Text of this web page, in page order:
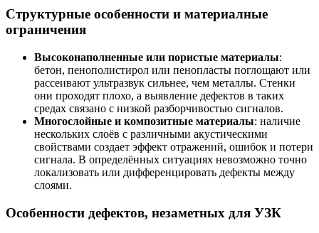
Структурные особенности и материалные
ограничения
Высоконаполненные или пористые материалы:
бетон, пенополистирол или пенопласты поглощают или
рассеивают ультразвук сильнее, чем металлы. Стенки
они проходят плохо, а выявление дефектов в таких
средах связано с низкой разборчивостью сигналов.
Многослойные и композитные материалы: наличие
нескольких слоёв с различными акустическими
свойствами создает эффект отражений, ошибок и потери
сигнала. В определённых ситуациях невозможно точно
локализовать или дифференцировать дефекты между
слоями.
Особенности дефектов, незаметных для УЗК